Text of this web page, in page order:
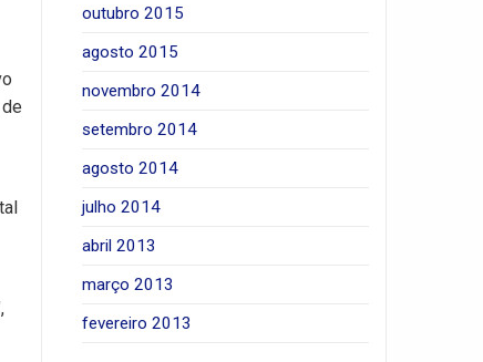
outubro 2015
agosto 2015
novembro 2014
setembro 2014
agosto 2014
julho 2014
abril 2013
março 2013
fevereiro 2013